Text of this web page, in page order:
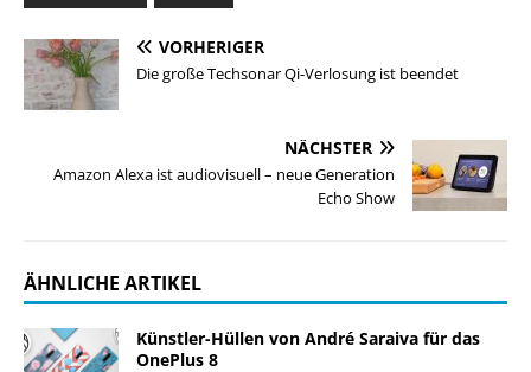
VORHERIGER
Die große Techsonar Qi-Verlosung ist beendet
NÄCHSTER
Amazon Alexa ist audiovisuell – neue Generation
Echo Show
ÄHNLICHE ARTIKEL
Künstler-Hüllen von André Saraiva für das
OnePlus 8